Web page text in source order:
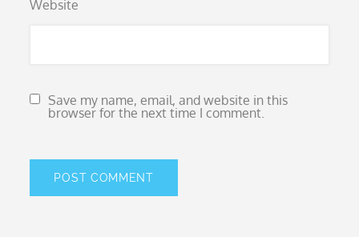
Website
Save my name, email, and website in this
browser for the next time I comment.